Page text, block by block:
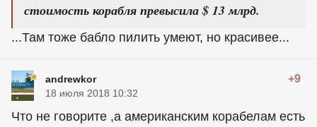
стоимость корабля превысила $ 13 млрд.
...Там тоже бабло пилить умеют, но красивее...
andrewkor +9
18 июля 2018 10:32
Что не говорите ,а американским корабелам есть